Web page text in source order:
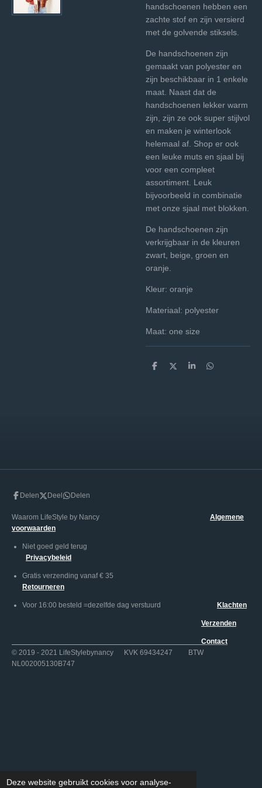
Deze website gebruikt cookies voor analyse-
handschoenen hebben een
zachte stof en zijn versierd
met de golvende stiksels.
De handschoenen zijn
gemaakt van polyester en
zijn beschikbaar in 1 enkele
maat. Naast dat de
handschoenen lekker warm
zijn, zijn ze ook super stijlvol
en maken je winterlook
helemaal af. Shop er ook
een leuke muts en sjaal bij
voor een compleet
assortiment. Leuk
bijvoorbeeld in combinatie
met onze sjaal met blokken.
De handschoenen zijn
verkrijgbaar in de kleuren
zwart, beige, groen en
oranje.
Kleur: oranje
Materiaal: polyester
Maat: one size
D
D
S
D
Delen Deel Delen
Waarom LifeStyle by Nancy Algemene
voorwaarden
Niet goed geld terug
Privacybeleid
Gratis verzending vanaf € 35
Retourneren
Voor 16:00 besteld =dezelfde dag verstuurd Klachten
Verzenden
Contact
© 2019 - 2021 LifeStylebynancy KVK 69434247 BTW
NL002005130B747